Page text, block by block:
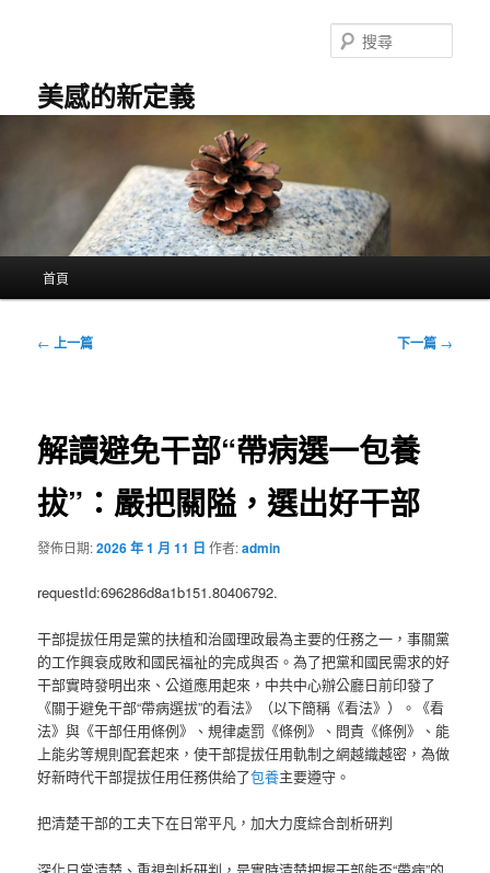
美感的新定義
尋
首頁
文
← 上一篇 下一篇 →
解讀避免干部“帶病選一包養
拔”：嚴把關隘，選出好干部
發佈日期:2026 年 1 月 11 日 作者:admin
requestId:696286d8a1b151.80406792.
干部提拔任用是黨的扶植和治國理政最為主要的任務之一，事關黨
的工作興衰成敗和國民福祉的完成與否。為了把黨和國民需求的好
干部實時發明出來、公道應用起來，中共中心辦公廳日前印發了
《關于避免干部“帶病選拔”的看法》（以下簡稱《看法》）。《看
法》與《干部任用條例》、規律處罰《條例》、問責《條例》、能
上能劣等規則配套起來，使干部提拔任用軌制之網越織越密，為做
好新時代干部提拔任用任務供給了包養主要遵守。
把清楚干部的工夫下在日常平凡，加大力度綜合剖析研判
深化日常清楚、重視剖析研判，是實時清楚把握干部能否“帶病”的